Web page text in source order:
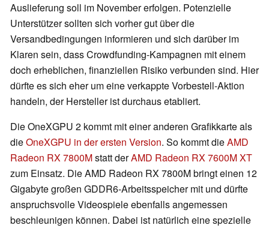
Auslieferung soll im November erfolgen. Potenzielle
Unterstützer sollten sich vorher gut über die
Versandbedingungen informieren und sich darüber im
Klaren sein, dass Crowdfunding-Kampagnen mit einem
doch erheblichen, finanziellen Risiko verbunden sind. Hier
dürfte es sich eher um eine verkappte Vorbestell-Aktion
handeln, der Hersteller ist durchaus etabliert.
Die OneXGPU 2 kommt mit einer anderen Grafikkarte als
dieOneXGPU in der ersten Version. So kommt dieAMD
Radeon RX 7800Mstatt derAMD Radeon RX 7600M XT
zum Einsatz. Die AMD Radeon RX 7800M bringt einen 12
Gigabyte großen GDDR6-Arbeitsspeicher mit und dürfte
anspruchsvolle Videospiele ebenfalls angemessen
beschleunigen können. Dabei ist natürlich eine spezielle